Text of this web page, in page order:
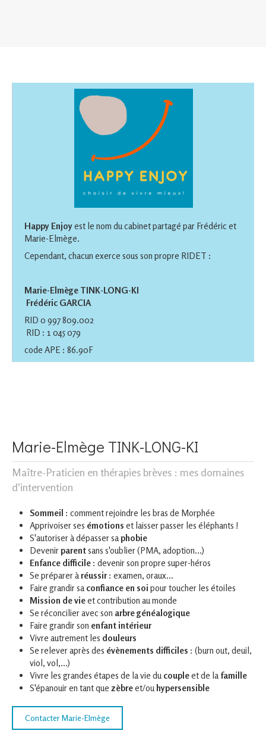
Happy Enjoyest le nom du cabinet partagé par Frédéric et
Marie-Elmège.
Cependant, chacun exerce sous son propre RIDET :
Marie-Elmège TINK-LONG-KI
Frédéric GARCIA
RID 0 997 809.002
RID : 1 045 079
code APE : 86.90F
Marie-Elmège TINK-LONG-KI
Maître-Praticien en thérapies brèves : mes domaines
d'intervention
Sommeil : comment rejoindre les bras de Morphée
Apprivoiser ses émotions et laisser passer les éléphants !
S'autoriser à dépasser saphobie
Devenirparentsans s'oublier (PMA, adoption...)
Enfance difficile : devenir son propre super-héros
Se préparer àréussir: examen, oraux...
Faire grandir saconfiance en soi pour toucher les étoiles
Mission de vieet contribution au monde
Se réconcilier avec son arbre généalogique
Faire grandir son enfant intérieur
Vivre autrement les douleurs
Se relever après des évènements difficiles : (burn out, deuil,
viol, vol,...)
Vivre les grandes étapes de la vie ducoupleet de lafamille
S'épanouir en tant que zèbreet/ou hypersensible
Contacter Marie-Elmège